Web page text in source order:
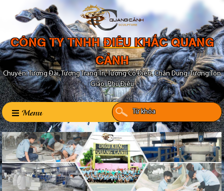
CÔNG TY TNHH ĐIÊU KHẮC QUANG
CẢNH
Chuyên: Tượng Đài, Tượng Trang Trí, Tượng Cổ Điển, Chân Dung, Tượng Tôn
Giáo, Phù Điêu
Menu